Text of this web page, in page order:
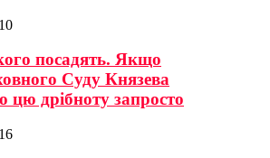
посадять. Якщо
Суду Князева
цю дрібноту запросто